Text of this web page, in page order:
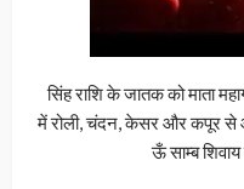
सिंह राशि के जातक को माता
में रोली, चंदन, केसर और कपूर से
ऊँ साम्ब